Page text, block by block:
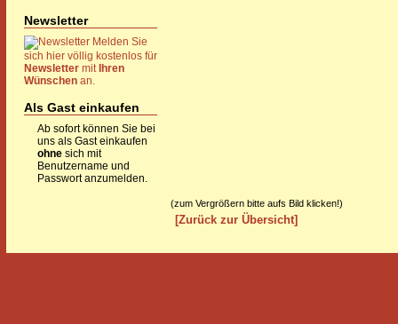
Newsletter
Melden Sie
sich hier völlig kostenlos für
Newsletter mit Ihren
Wünschen an.
Als Gast einkaufen
Ab sofort können Sie bei
uns als Gast einkaufen
ohne sich mit
Benutzername und
Passwort anzumelden.
(zum Vergrößern bitte aufs Bild klicken!)
[Zurück zur Übersicht]